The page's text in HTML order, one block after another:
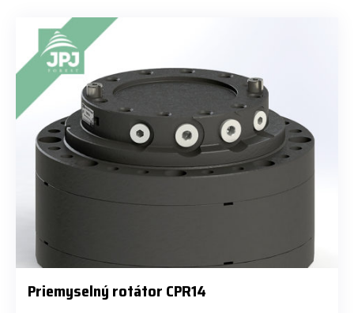
Priemyselný rotátor CPR14